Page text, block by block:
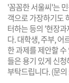
'꼼꼼한 서울씨'는
객으로 가장하기도
터하는 등의 '현장
다. 대학생, 주부, 어
한 과제를 제안할
들은 용기 있게 신
부탁드립니다. (문